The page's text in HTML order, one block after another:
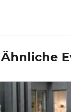
Ähnliche